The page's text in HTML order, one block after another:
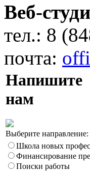
Веб-
тел.: 8
почта:
Напишите
нам
Выберите направление:
Школа новых
Финансирование
Поиски работы